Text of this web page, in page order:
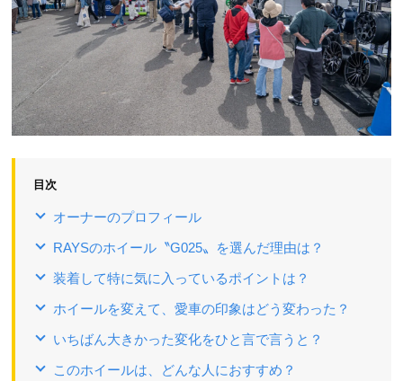
目次
オーナーのプロフィール
RAYSのホイール〝G025〟を選んだ理由は？
装着して特に気に入っているポイントは？
ホイールを変えて、愛車の印象はどう変わった？
いちばん大きかった変化をひと言で言うと？
このホイールは、どんな人におすすめ？